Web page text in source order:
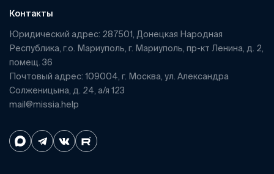
Контакты
Юридический адрес: 287501, Донецкая Народная
Республика, г.о. Мариуполь, г. Мариуполь, пр-кт Ленина, д. 2,
помещ. 36
Почтовый адрес: 109004, г. Москва, ул. Александра
Солженицына, д. 24, а/я 123
mail@missia.help